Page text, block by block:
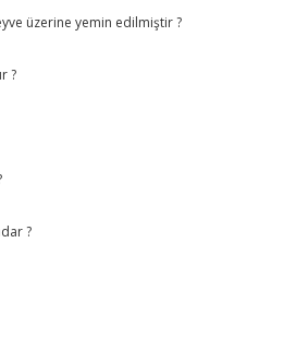
üzerine yemin edilmiştir ?
?
?